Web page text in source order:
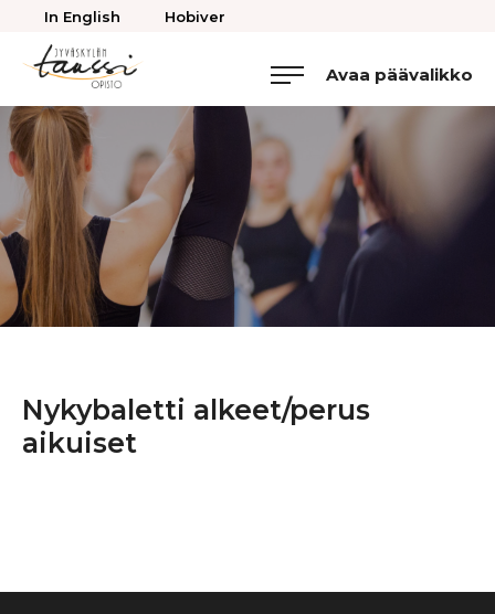
Takaisin
In English Hobiver
Jyväskylän
Tanssiopisto
Avaa päävalikko
Nykybaletti alkeet/perus
aikuiset